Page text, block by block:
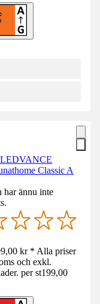
Classic A
har ännu inte
kr * Alla priser
och exkl.
per st199,00